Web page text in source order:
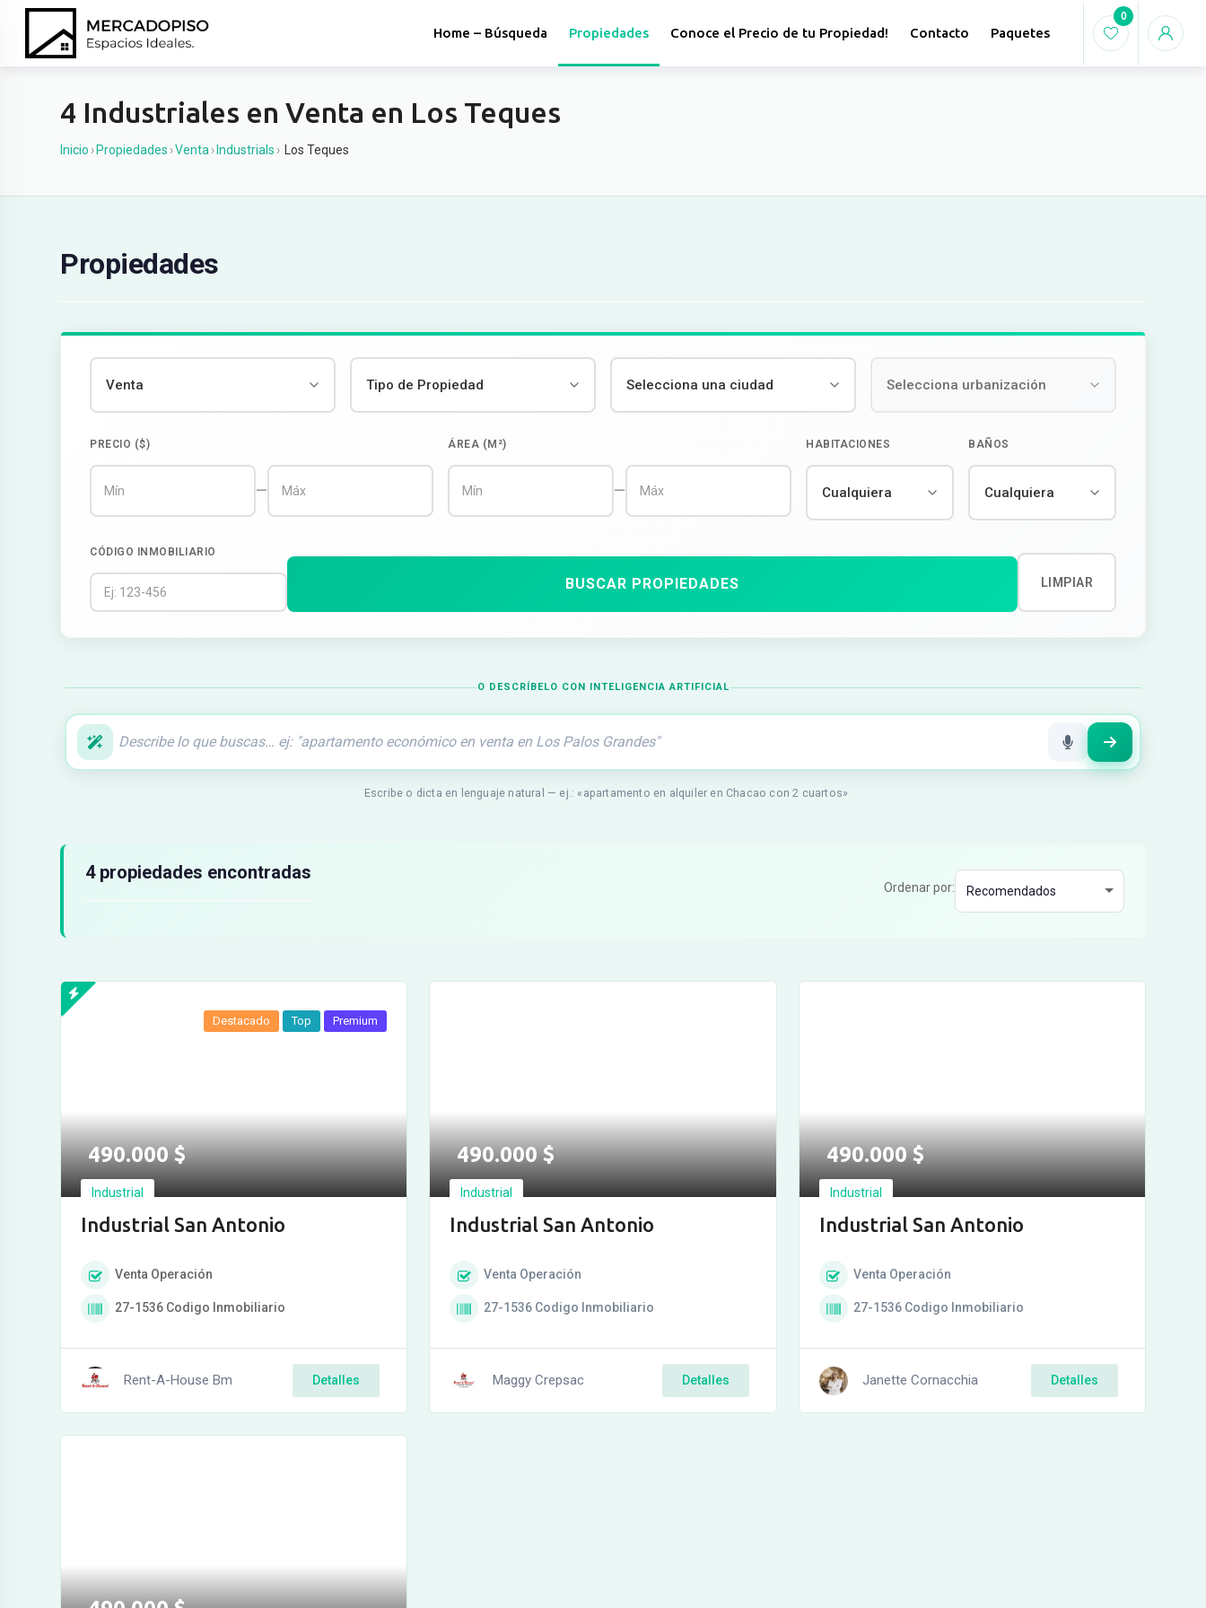
Home – Búsqueda Propiedades Conoce el Precio de tu Propiedad! Contacto Paquetes
0
4 Industriales en Venta en Los Teques
Inicio › Propiedades ›Venta › Industrials › Los Teques
Propiedades
PRECIO ($)
—
ÁREA (M²)
—
HABITACIONES BAÑOS
CÓDIGO INMOBILIARIO
BUSCAR PROPIEDADES LIMPIAR
O DESCRÍBELO CON INTELIGENCIA ARTIFICIAL
Escribe o dicta en lenguaje natural — ej.: «apartamento en alquiler en Chacao con 2 cuartos»
Resultados de búsqueda
4 propiedades encontradas
Ordenar por:
490.000$
Industrial
Industrial San Antonio
Destacado Top Premium
Venta Operación
27-1536 Codigo Inmobiliario
Rent-A-House Bm Detalles
490.000$
Industrial
Industrial San Antonio
Venta Operación
27-1536 Codigo Inmobiliario
Maggy Crepsac Detalles
490.000$
Industrial
Industrial San Antonio
Venta Operación
27-1536 Codigo Inmobiliario
Janette Cornacchia Detalles